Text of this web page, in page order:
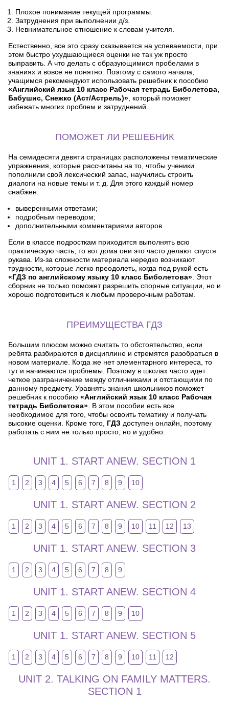
Плохое понимание текущей программы.
Затруднения при выполнении д/з.
Невнимательное отношение к словам учителя.
Естественно, все это сразу сказывается на успеваемости, при
этом быстро ухудшающиеся оценки не так уж просто
выправить. А что делать с образующимися пробелами в
знаниях и вовсе не понятно. Поэтому с самого начала,
учащимся рекомендуют использовать решебник к пособию
«Английский язык 10 класс Рабочая тетрадь Биболетова,
Бабушис, Снежко (Аст/Астрель)» , который поможет
избежать многих проблем и затруднений.
ПОМОЖЕТ ЛИ РЕШЕБНИК
На семидесяти девяти страницах расположены тематические
упражнения, которые рассчитаны на то, чтобы ученики
пополнили свой лексический запас, научились строить
диалоги на новые темы и т. д. Для этого каждый номер
снабжен:
выверенными ответами;
подробным переводом;
дополнительными комментариями авторов.
Если в классе подросткам приходится выполнять всю
практическую часть, то вот дома они это часто делают спустя
рукава. Из-за сложности материала нередко возникают
трудности, которые легко преодолеть, когда под рукой есть
«ГДЗ по английскому языку 10 класс Биболетова» . Этот
сборник не только поможет разрешить спорные ситуации, но и
хорошо подготовиться к любым проверочным работам.
ПРЕИМУЩЕСТВА ГДЗ
Большим плюсом можно считать то обстоятельство, если
ребята разбираются в дисциплине и стремятся разобраться в
новом материале. Когда же нет элементарного интереса, то
тут и начинаются проблемы. Поэтому в школах часто идет
четкое разграничение между отличниками и отстающими по
данному предмету. Уравнять знания школьников поможет
решебник к пособию «Английский язык 10 класс Рабочая
тетрадь Биболетова» . В этом пособии есть все
необходимое для того, чтобы освоить тематику и получать
высокие оценки. Кроме того, ГДЗ доступен онлайн, поэтому
работать с ним не только просто, но и удобно.
UNIT 1. START ANEW. SECTION 1
1 2 3 4 5 6 7 8 9 10
UNIT 1. START ANEW. SECTION 2
1 2 3 4 5 6 7 8 9 10 11 12 13
UNIT 1. START ANEW. SECTION 3
1 2 3 4 5 6 7 8 9
UNIT 1. START ANEW. SECTION 4
1 2 3 4 5 6 7 8 9 10
UNIT 1. START ANEW. SECTION 5
1 2 3 4 5 6 7 8 9 10 11 12
UNIT 2. TALKING ON FAMILY MATTERS.
SECTION 1